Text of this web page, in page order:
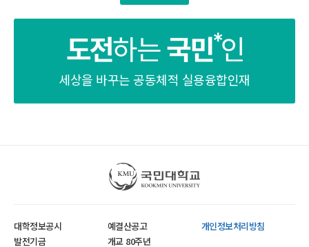
세상을 바꾸는 공동체적 실용융합인재
국민대학교
대학정보공시 예결산공고
개인정보처리방침
발전기금
개교 80주년